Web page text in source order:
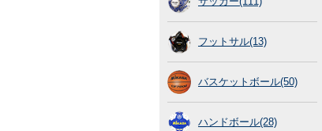
フットサル(13)
バスケットボール(50)
ハンドボール(28)